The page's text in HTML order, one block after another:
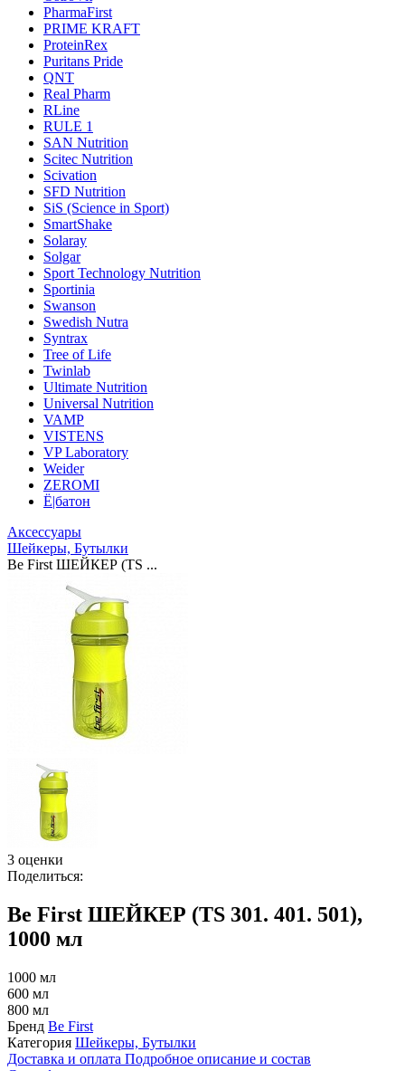
PharmaFirst
PRIME KRAFT
ProteinRex
Puritans Pride
QNT
Real Pharm
RLine
RULE 1
SAN Nutrition
Scitec Nutrition
Scivation
SFD Nutrition
SiS (Science in Sport)
SmartShake
Solaray
Solgar
Sport Technology Nutrition
Sportinia
Swanson
Swedish Nutra
Syntrax
Tree of Life
Twinlab
Ultimate Nutrition
Universal Nutrition
VAMP
VISTENS
VP Laboratory
Weider
ZEROMI
Ё|батон
Аксессуары
Шейкеры, Бутылки
Be First ШЕЙКЕР (TS ...
3 оценки
Поделиться:
Be First ШЕЙКЕР (TS 301. 401. 501),
1000 мл
1000 мл
600 мл
800 мл
Бренд Be First
Категория Шейкеры, Бутылки
Доставка и оплата Подробное описание и состав